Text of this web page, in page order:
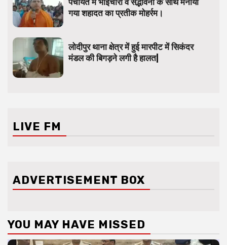
पंचायत में भाईचारा व सद्भावना के साथ मनाया
गया शहादत का प्रतीक मोहर्रम।
लोदीपुर थाना क्षेत्र में हुई मारपीट में सिकंदर
मंडल की बिगड़ने लगी है हालत|
LIVE FM
ADVERTISEMENT BOX
YOU MAY HAVE MISSED